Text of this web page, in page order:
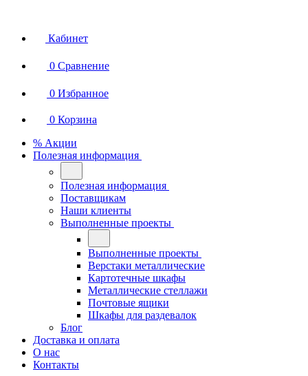
Кабинет
0 Сравнение
0 Избранное
0 Корзина
% Акции
Полезная информация
Полезная информация
Поставщикам
Наши клиенты
Выполненные проекты
Выполненные проекты
Верстаки металлические
Картотечные шкафы
Металлические стеллажи
Почтовые ящики
Шкафы для раздевалок
Блог
Доставка и оплата
О нас
Контакты